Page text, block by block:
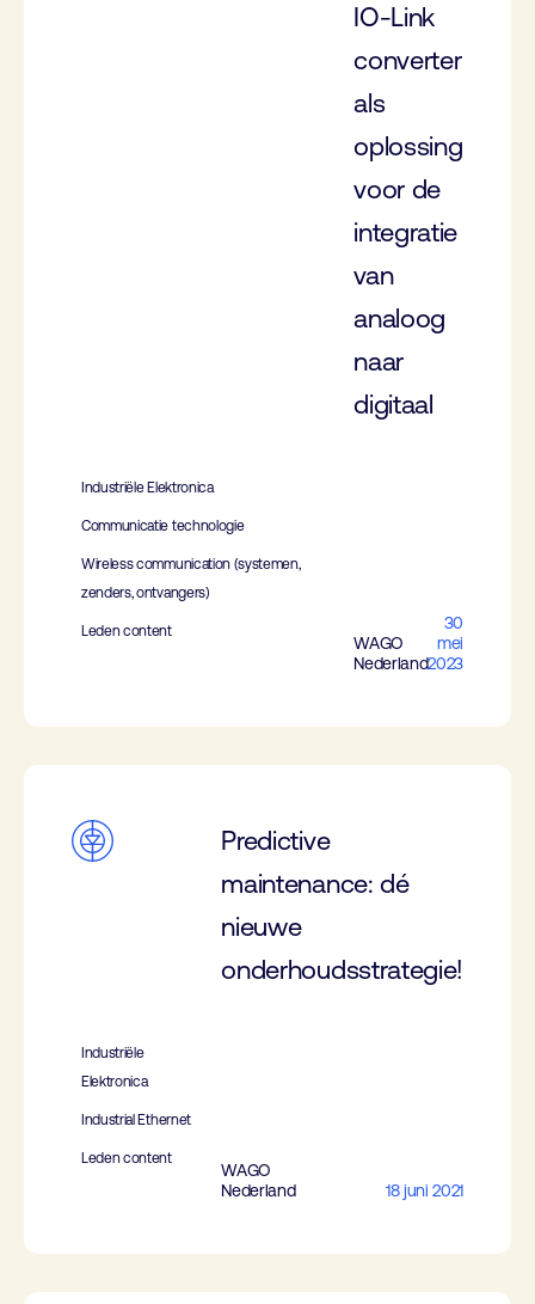
IO-Link
converter
als
oplossing
voor de
integratie
van
analoog
naar
digitaal
Industriële Elektronica
Communicatie technologie
Wireless communication (systemen,
zenders, ontvangers)
Leden content
WAGO
Nederland
30
mei
2023
Predictive
maintenance: dé
nieuwe
onderhoudsstrategie!
Industriële
Elektronica
Industrial Ethernet
Leden content
WAGO
Nederland
18 juni 2021